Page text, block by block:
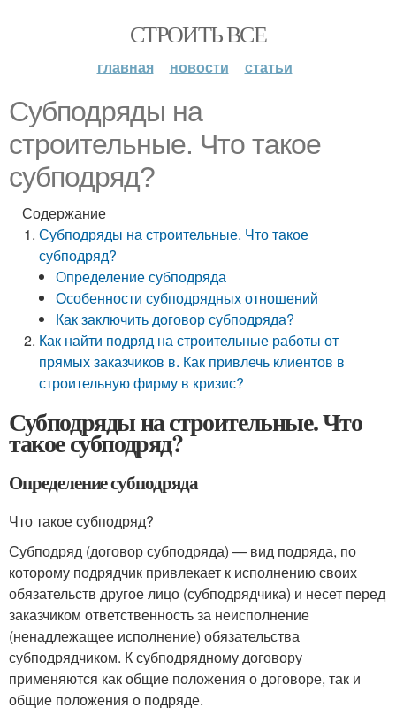
СТРОИТЬ ВСЕ
главная новости статьи
Субподряды на
строительные. Что такое
субподряд?
Содержание
Субподряды на строительные. Что такое
субподряд?
Определение субподряда
Особенности субподрядных отношений
Как заключить договор субподряда?
Как найти подряд на строительные работы от
прямых заказчиков в. Как привлечь клиентов в
строительную фирму в кризис?
Субподряды на строительные. Что
такое субподряд?
Определение субподряда
Что такое субподряд?
Субподряд (договор субподряда) — вид подряда, по
которому подрядчик привлекает к исполнению своих
обязательств другое лицо (субподрядчика) и несет перед
заказчиком ответственность за неисполнение
(ненадлежащее исполнение) обязательства
субподрядчиком. К субподрядному договору
применяются как общие положения о договоре, так и
общие положения о подряде.